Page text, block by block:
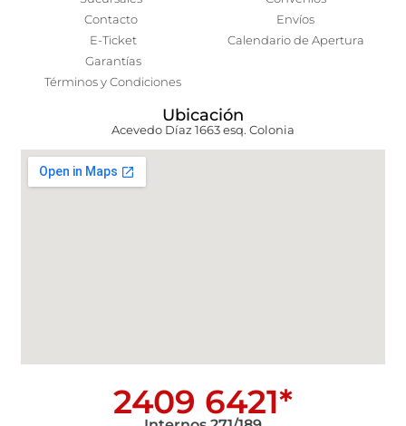
Contacto
E-Ticket
Garantías
Términos y Condiciones
Envíos
Calendario de Apertura
Ubicación
Acevedo Díaz 1663 esq. Colonia
2409 6421*